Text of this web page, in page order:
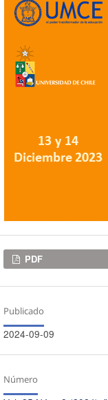
Descargas
PDF
Publicado
2024-09-09
Número